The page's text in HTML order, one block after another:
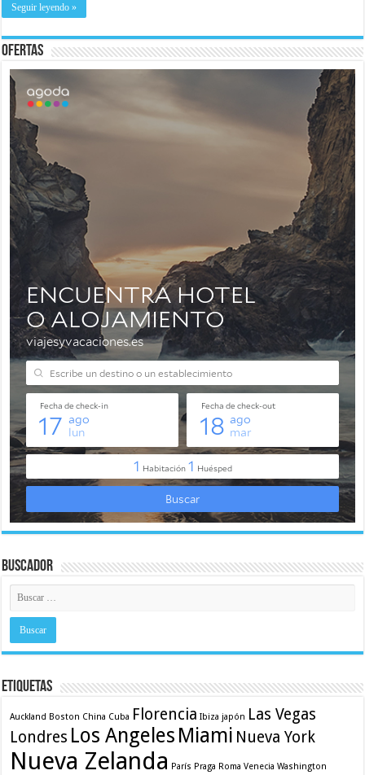
Seguir leyendo »
Ofertas
Buscador
Etiquetas
Auckland Boston China Cuba Florencia Ibiza japón Las Vegas
Londres Los Angeles Miami Nueva York
Nueva Zelanda París Praga Roma Venecia Washington